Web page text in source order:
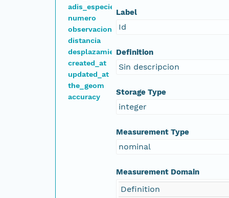
adis_especies_dispersante_id
numero
observaciones
distancia
desplazamiento
created_at
updated_at
the_geom
accuracy
Label
Id
Definition
Sin descripcion
Storage Type
integer
Measurement Type
nominal
Measurement Domain
Definition